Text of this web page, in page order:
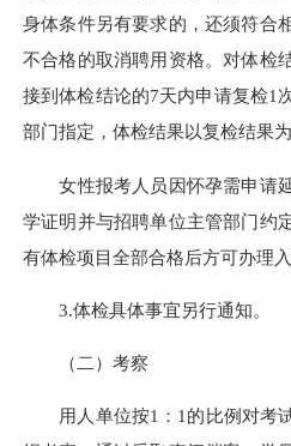
身体条件另有要求的，还须符合
不合格的取消聘用资格。对体检
接到体检结论的7天内申请复检1
部门指定，体检结果以复检结果为
女性报考人员因怀孕需申请延
学证明并与招聘单位主管部门约
有体检项目全部合格后方可办理入
3.体检具体事宜另行通知。
（二）考察
用人单位按1：1的比例对考